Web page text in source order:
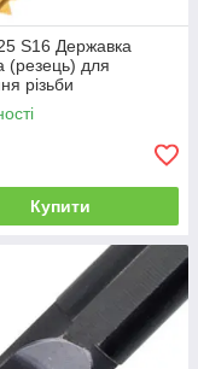
S16 Державка
(резець) для
різьби
Купити